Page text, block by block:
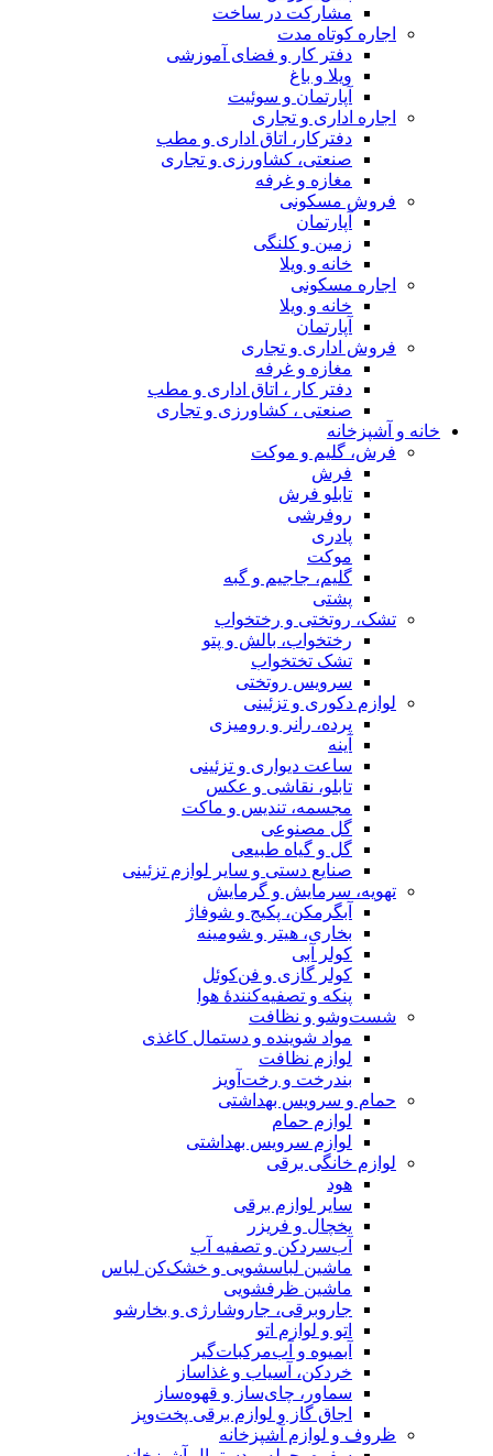
مشارکت در ساخت
اجاره کوتاه مدت
دفتر کار و فضای آموزشی
ویلا و باغ
آپارتمان و سوئیت
اجاره اداری و تجاری
دفترکار، اتاق اداری و مطب
صنعتی، کشاورزی و تجاری
مغازه و غرفه
فروش مسکونی
آپارتمان
زمین و کلنگی
خانه و ویلا
اجاره مسکونی
خانه و ویلا
آپارتمان
فروش اداری و تجاری
مغازه و غرفه
دفتر کار ، اتاق اداری و مطب
صنعتی ، کشاورزی و تجاری
خانه و آشپزخانه
فرش، گلیم و موکت
فرش
تابلو فرش
روفرشی
پادری
موکت
گلیم، جاجیم و گبه
پشتی
تشک، روتختی و رختخواب
رختخواب، بالش و پتو
تشک تختخواب
سرویس روتختی
لوازم دکوری و تزئینی
پرده، رانر و رومیزی
آینه
ساعت دیواری و تزئینی
تابلو، نقاشی و عکس
مجسمه، تندیس و ماکت
گل مصنوعی
گل و گیاه طبیعی
صنایع دستی و سایر لوازم تزئینی
تهویه، سرمایش و گرمایش
آبگرمکن، پکیج و شوفاژ
بخاری، هیتر و شومینه
کولر آبی
کولر گازی و فن‌کوئل
پنکه و تصفیه‌کنندهٔ هوا
شست‌وشو و نظافت
مواد شوینده و دستمال کاغذی
لوازم نظافت
بندرخت و رخت‌آویز
حمام و سرویس بهداشتی
لوازم حمام
لوازم سرویس بهداشتی
لوازم خانگی برقی
هود
سایر لوازم برقی
یخچال و فریزر
آب‌سردکن و تصفیه آب
ماشین لباسشویی و خشک‌کن لباس
ماشین ظرفشویی
جاروبرقی، جاروشارژی و بخارشو
اتو و لوازم اتو
آبمیوه و آب‌مرکبات‌گیر
خردکن، آسیاب و غذاساز
سماور، چای‌ساز و قهوه‌ساز
اجاق گاز و لوازم برقی پخت‌وپز
ظروف و لوازم آشپزخانه